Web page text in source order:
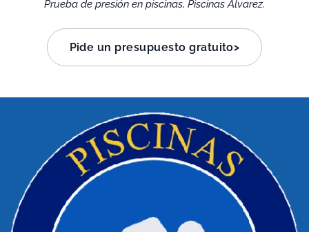
Prueba de presión en piscinas, Piscinas Álvarez.
Pide un presupuesto gratuito>